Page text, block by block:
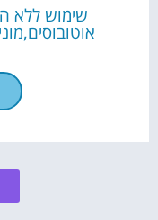
שימוש ללא